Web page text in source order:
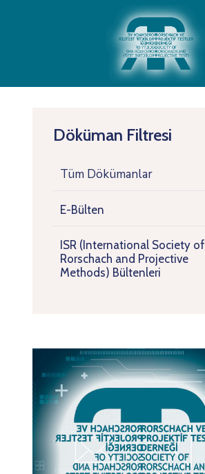
Döküman Filtresi
Tüm Dökümanlar
E-Bülten
ISR (International Society of
Rorschach and Projective
Methods) Bültenleri